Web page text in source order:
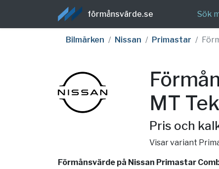
förmånsvärde.se Sök
Bilmärken Nissan Primastar
MT
Pris och
Visar variant
Förmånsvärde på Nissan Primastar